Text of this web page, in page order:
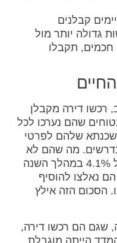
קבלנים
גדולה יותר מול
חכמים, תקבלו
רכשו דירה מקבלן
הם היו בטוחים שהם נערכו לכל
שלהם לפרטי
מה שהם לא
הבינו זה שהמדד עלה בקצב של 4.1% במהלך השנה
נאלצו להוסיף
הסכום הזה אילץ
שגם הם רכשו דירה,
הייתה מוגבלת